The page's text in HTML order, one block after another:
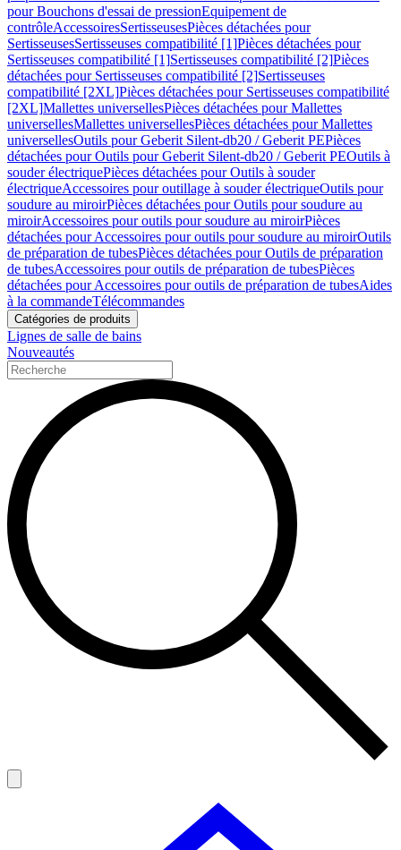
pour Bouchons d'essai de pressionEquipement de
contrôleAccessoiresSertisseusesPièces détachées pour
SertisseusesSertisseuses compatibilité [1]Pièces détachées pour
Sertisseuses compatibilité [1]Sertisseuses compatibilité [2]Pièces
détachées pour Sertisseuses compatibilité [2]Sertisseuses
compatibilité [2XL]Pièces détachées pour Sertisseuses compatibilité
[2XL]Mallettes universellesPièces détachées pour Mallettes
universellesMallettes universellesPièces détachées pour Mallettes
universellesOutils pour Geberit Silent-db20 / Geberit PEPièces
détachées pour Outils pour Geberit Silent-db20 / Geberit PEOutils à
souder électriquePièces détachées pour Outils à souder
électriqueAccessoires pour outillage à souder électriqueOutils pour
soudure au miroirPièces détachées pour Outils pour soudure au
miroirAccessoires pour outils pour soudure au miroirPièces
détachées pour Accessoires pour outils pour soudure au miroirOutils
de préparation de tubesPièces détachées pour Outils de préparation
de tubesAccessoires pour outils de préparation de tubesPièces
détachées pour Accessoires pour outils de préparation de tubesAides
à la commandeTélécommandes
Catégories de produits
Lignes de salle de bains
Nouveautés